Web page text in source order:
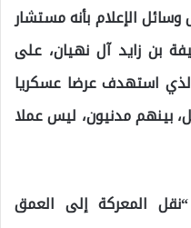
الإعلام بأنه مستشار
بن زايد آل نهيان، على
استهدف عرضا عسكريا
الأقل، بينهم مدنيون، ليس عملا
“نقل المعركة إلى العمق